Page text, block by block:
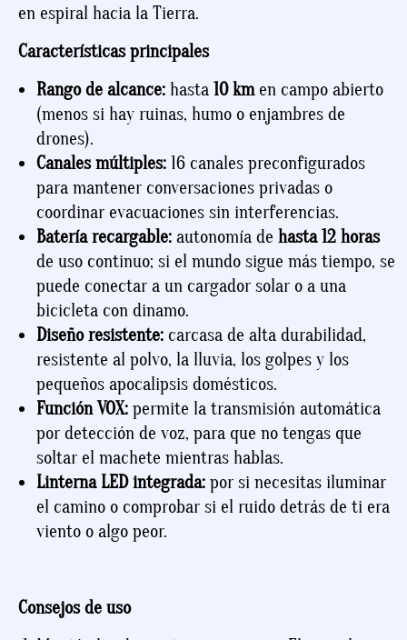
en espiral hacia la Tierra.
Características principales
Rango de alcance: hasta 10 kmen campo abierto
(menos si hay ruinas, humo o enjambres de
drones).
Canales múltiples: 16 canales preconfigurados
para mantener conversaciones privadas o
coordinar evacuaciones sin interferencias.
Batería recargable: autonomía de hasta 12 horas
de uso continuo; si el mundo sigue más tiempo, se
puede conectar a un cargador solar o a una
bicicleta con dinamo.
Diseño resistente: carcasa de alta durabilidad,
resistente al polvo, la lluvia, los golpes y los
pequeños apocalipsis domésticos.
Función VOX: permite la transmisión automática
por detección de voz, para que no tengas que
soltar el machete mientras hablas.
Linterna LED integrada: por si necesitas iluminar
el camino o comprobar si el ruido detrás de ti era
viento o algo peor.
Consejos de uso